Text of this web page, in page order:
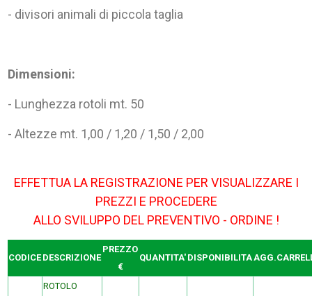
- divisori animali di piccola taglia
Dimensioni:
- Lunghezza rotoli mt. 50
- Altezze mt. 1,00 / 1,20 / 1,50 / 2,00
EFFETTUA LA REGISTRAZIONE PER VISUALIZZARE I
PREZZI E PROCEDERE
ALLO SVILUPPO DEL PREVENTIVO - ORDINE !
CODICEDESCRIZIONE
PREZZO
€
QUANTITA' DISPONIBILITA
ROTOLO